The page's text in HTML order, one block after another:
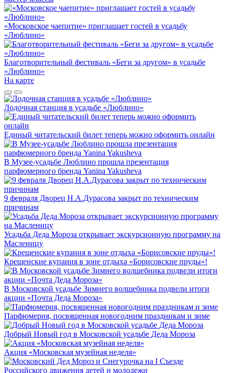
«Московское чаепитие» приглашает гостей в усадьбу
«Люблино»
Благотворительный фестиваль «Беги за другом» в усадьбе
«Люблино»
На карте
Лодочная станция в усадьбе «Люблино»
Единый читательский билет теперь можно оформить онлайн
В Музее-усадьбе Люблино прошла презентация
парфюмерного бренда Yanina Yakusheva
9 февраля Дворец Н.А.Дурасова закрыт по техническим
причинам
Усадьба Деда Мороза открывает экскурсионную программу на
Масленицу
Крещенские купания в зоне отдыха «Борисовские пруды»!
В Московской усадьбе Зимнего волшебника подвели итоги
акции «Почта Деда Мороза»
Парфюмерия, посвященная новогодним праздникам и зиме
Добрый Новый год в Московской усадьбе Деда Мороза
Акция «Московская музейная неделя»